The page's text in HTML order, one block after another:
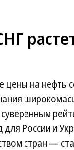
цены на нефть
для России и
стран —